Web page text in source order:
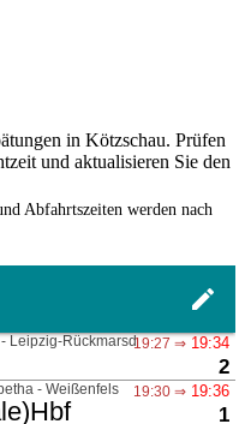
in Kötzschau. Prüfen
und aktualisieren Sie den
Abfahrtszeiten werden nach